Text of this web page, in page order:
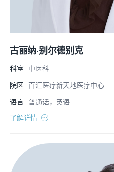
古丽纳·别尔德别克
科室 中医科
院区 百汇医疗新天地医疗中心
语言 普通话，英语
了解详情